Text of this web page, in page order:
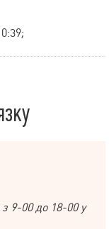
9-00 до 18-00 у